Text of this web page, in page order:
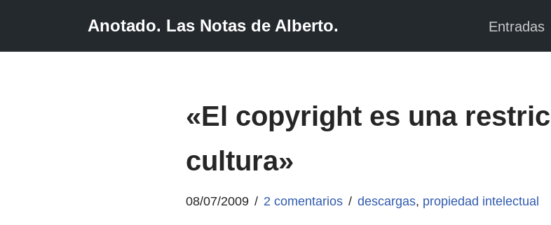
Anotado. Las Notas de Alberto. Entradas
«El copyright es una
cultura»
08/07/2009 2 comentarios descargas, propiedad intelectual